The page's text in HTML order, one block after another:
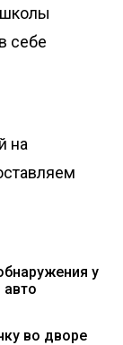
себе
на
у
авто
во дворе